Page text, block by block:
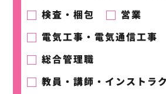
検査・梱包
営業
電気工事・電気通信工事
総合管理職
教員・講師・インストラ